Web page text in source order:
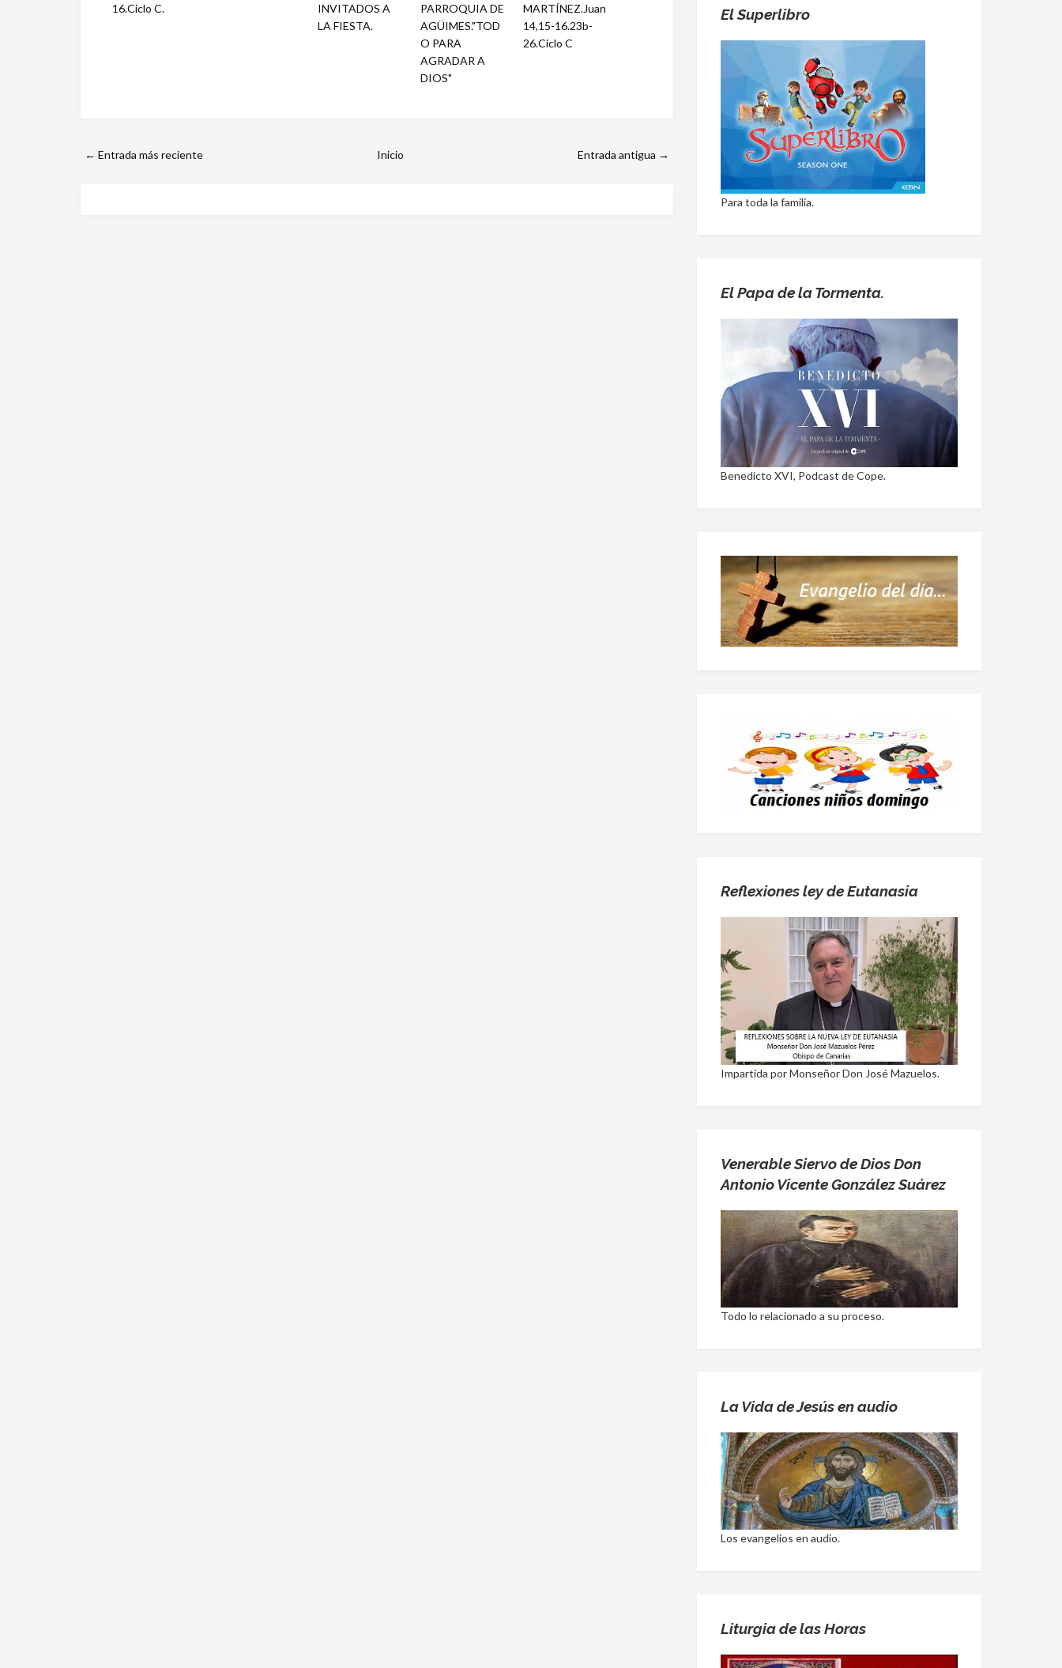
16.Ciclo C.
INVITADOS A
LA FIESTA.
PARROQUIA DE
AGÜIMES."TOD
O PARA
AGRADAR A
DIOS"
MARTÍNEZ.Juan
14,15-16.23b-
26.Ciclo C
← Entrada más reciente Entrada antigua →
Inicio
El Superlibro
Para toda la familia.
El Papa de la Tormenta.
Benedicto XVI, Podcast de Cope.
Reflexiones ley de Eutanasia
Impartida por Monseñor Don José Mazuelos.
Venerable Siervo de Dios Don
Antonio Vicente González Suárez
Todo lo relacionado a su proceso.
La Vida de Jesús en audio
Los evangelios en audio.
Liturgia de las Horas